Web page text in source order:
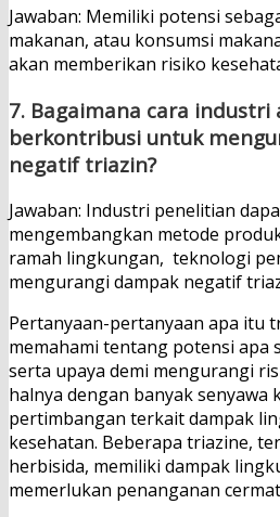
Jawaban: Memiliki potensi
makanan, atau konsumsi
akan memberikan risiko
7. Bagaimana cara
berkontribusi untuk
negatif triazin?
Jawaban: Industri penelitian
mengembangkan metode
ramah lingkungan, teknologi
mengurangi dampak negatif
Pertanyaan-pertanyaan apa itu
memahami tentang potensi apa
serta upaya demi mengurangi
halnya dengan banyak senyawa
pertimbangan terkait dampak
kesehatan. Beberapa triazine,
herbisida, memiliki dampak
memerlukan penanganan